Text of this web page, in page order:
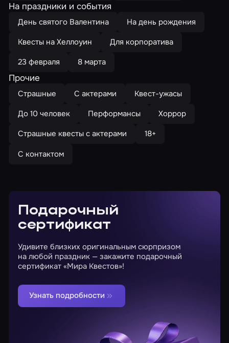
На праздники и события
День святого Валентина
На день рождения
Квесты на Хеллоуин
Для корпоратива
23 февраля
8 марта
Прочие
Страшные С актерами
Квест-ужасы
До 10 человек
Перформансы
Хоррор
Страшные квесты с актерами
18+
С контактом
Подарочный
сертификат
Удивите близких оригинальным сюрпризом
на любой праздник — закажите подарочный
сертификат «Мира Квестов»!
Узнать подробности